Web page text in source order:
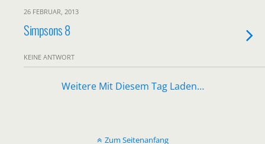
26 FEBRUAR, 2013
Simpsons 8
KEINE ANTWORT
Weitere Mit Diesem Tag Laden…
Zum Seitenanfang